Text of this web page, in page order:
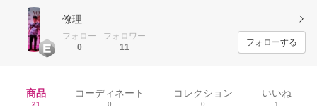
僚理
フォロー
0
フォロワー
11
フォローする
商品
21
コーディネート
0
コレクション
0
いいね
1